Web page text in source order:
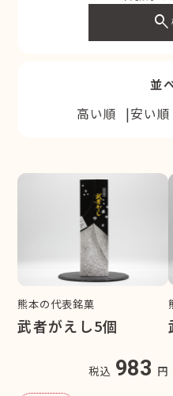
search
並
高い順
安い順
熊本の代表銘菓
武者がえし5個
税込 983 円